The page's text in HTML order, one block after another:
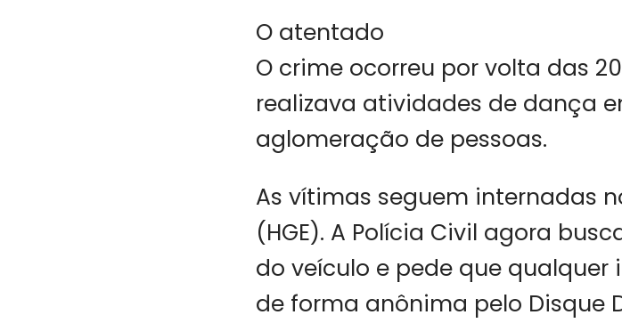
O atentado
O crime ocorreu por volta das
realizava atividades de dança
aglomeração de pessoas.
As vítimas seguem internadas
(HGE). A Polícia Civil agora
do veículo e pede que
de forma anônima pelo Disque